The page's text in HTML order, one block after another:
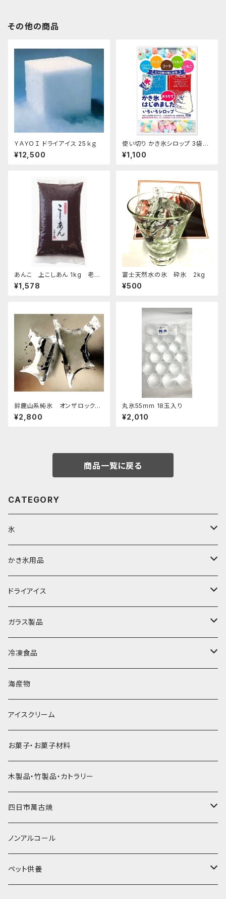
その他の商品
ＹＡＹＯＩ ドライアイス 25ｋｇ
¥12,500
使い切り かき氷シロップ 3袋セ
ット いちご ハワイアンブルー マ
ンゴー マスカット コーラ 35mL
¥1,100
あんこ 上こしあん 1kg 老舗
あんこ屋のこだわり餡
¥1,578
富士天然水の氷 砕氷 2kg
¥500
鈴鹿山系純氷 オンザロック
原料 1.5kg 9袋
¥2,800
丸氷55mm 18玉入り
¥2,010
商品一覧に戻る
CATEGORY
氷
富士天然水の氷
丸氷
直径70mm
直径65mm
角氷
砕氷
氷河の氷
氷アイテム
かき氷用品
かき氷シロップ
無果汁1.8Lパック
無果汁1Lパック
無添加瓶シロップ
かき氷機・かき氷器
かき氷カップ
発泡スチロール無地-使い捨て
発泡スチロールプリント柄
かき氷スプーン・スプーンストロー
プラスチック・スプーン
プラスチック・スプーンストロー
コンデンスミルク・練乳・あんこ
かき氷セット
その他かき氷用品
ドライアイス
ドライアイス3ｋｇ
ドライアイス4ｋｇ
ドライアイス5ｋｇ
ドライアイス8ｋｇ
ドライアイス10ｋｇ
ドライアイス15ｋｇ
ドライアイス20ｋｇ
ドライアイス25ｋｇ
ガラス製品
オンザロック・グラス
ビール・グラス
タンブラー
かき氷器
冷凍食品
肉まん・あんまん
パスタ・スパゲッティ
惣菜
海産物
アイスクリーム
お菓子・お菓子材料
木製品・竹製品・カトラリー
四日市萬古焼
土鍋・土釜
一般土鍋
皿・椀・丼・小物
ノンアルコール
ペット供養